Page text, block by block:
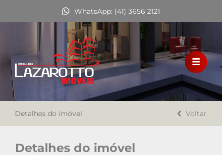
WhatsApp: (41) 3656 2121
HOME
VENDA
FINANCIAMENTO
Detalhes do imóvel Voltar
Detalhes do imóvel